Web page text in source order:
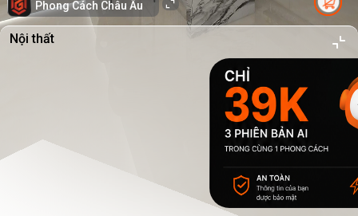
Phong Cách Châu Âu
Nội thất